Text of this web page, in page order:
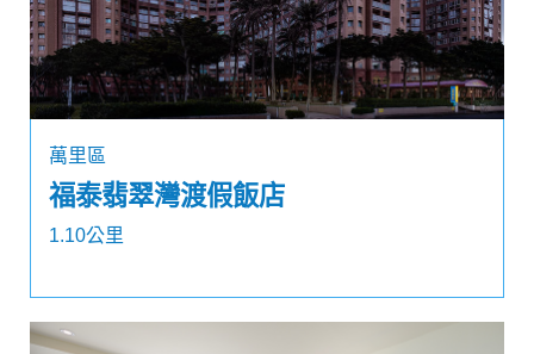
萬里區
福泰翡翠灣渡假飯店
1.10公里